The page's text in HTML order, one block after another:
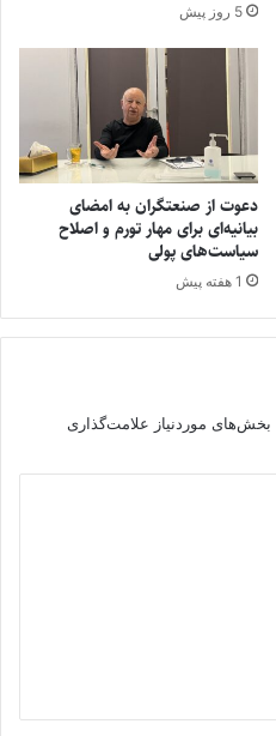
5 روز پیش
دعوت از صنعتگران به امضای
بیانیه‌ای برای مهار تورم و اصلاح
سیاست‌های پولی
1 هفته پیش
بخش‌های موردنیاز علامت‌گذاری